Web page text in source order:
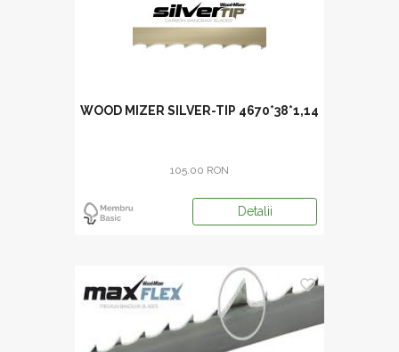
WOOD MIZER SILVER-TIP 4670*38*1,14
105.00 RON
Detalii